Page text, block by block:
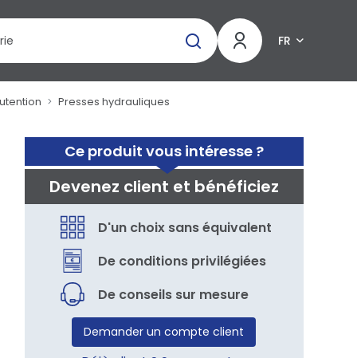
FR
Presses hydrauliques
Ce produit vous intéresse ?
Devenez client et bénéficiez
D'un choix sans équivalent
De conditions privilégiées
De conseils sur mesure
Demander un compte client